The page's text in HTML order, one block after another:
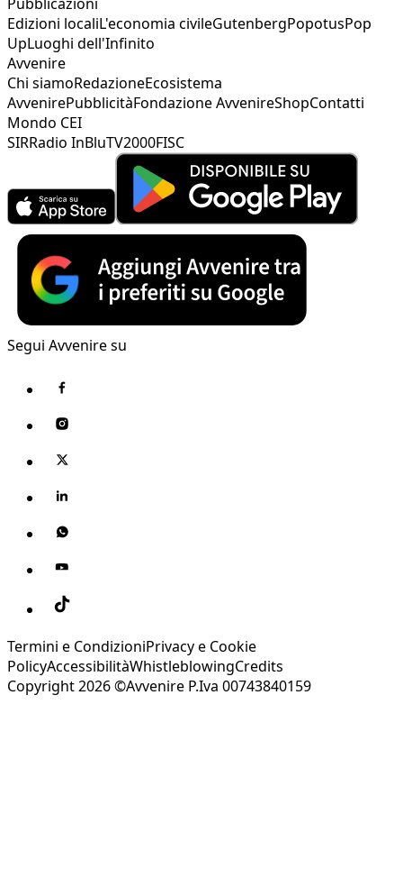
Edizioni localiL'economia civileGutenbergPopotusPop
UpLuoghi dell'Infinito
Avvenire
Chi siamoRedazioneEcosistema
AvvenirePubblicitàFondazione AvvenireShopContatti
Mondo CEI
SIRRadio InBluTV2000FISC
Segui Avvenire su
Termini e CondizioniPrivacy e Cookie
PolicyAccessibilitàWhistleblowingCredits
Copyright 2026 ©Avvenire P.Iva 00743840159